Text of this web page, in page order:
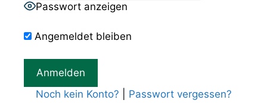
Passwort anzeigen
Angemeldet bleiben
Noch kein Konto? Passwort vergessen?